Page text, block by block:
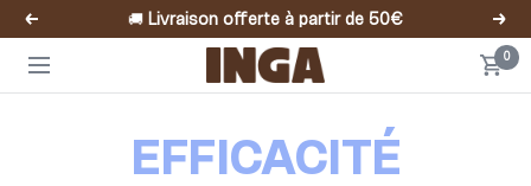
Passer
au
contenu
Précédent 🚚 Livraison offerte à partir de 50€
Navigation
Inga 0
EFFICACITÉ